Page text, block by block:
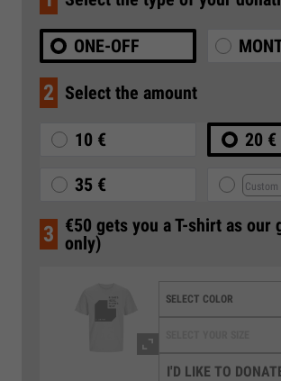
ONE-OFF
2 Select the amount
10 € 20 €
35 €
3 €50 gets you a T-shirt as our
only)
I'D LIKE TO